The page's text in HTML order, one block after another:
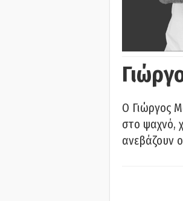
Ο Γιώργος
στο ψαχνό,
ανεβάζουν